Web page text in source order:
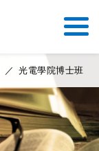
／ 光電學院博士班